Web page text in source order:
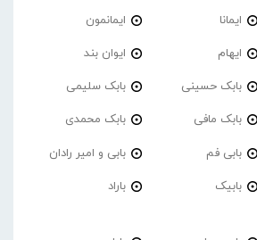
ایمانا ایمانمون
ایهام ایوان بند
بابک حسینی بابک سلیمی
بابک مافی بابک محمدی
بابی فم بابی و امیر رادان
بابیک باراد